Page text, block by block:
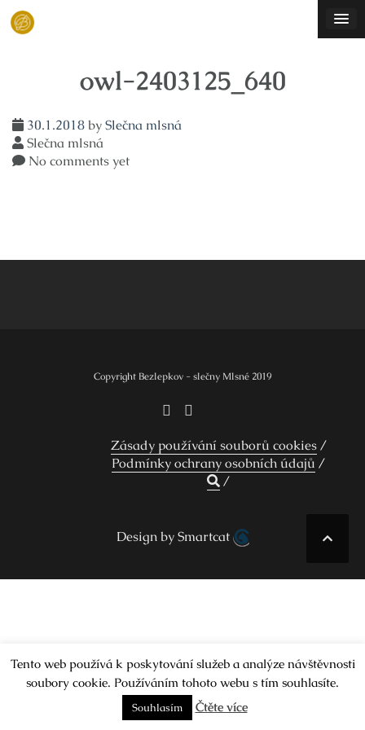
Skip
owl-2403125_640
30.1.2018bySlečna mlsná
Slečna mlsná
No comments yet
Copyright Bezlepkov - slečny Mlsné 2019
Zásady používání souborů cookies
Podmínky ochrany osobních údajů
Design by Smartcat
Tento web používá k poskytování služeb a analýze návštěvnosti
soubory cookie. Používáním tohoto webu s tím souhlasíte.
Souhlasím Čtěte více